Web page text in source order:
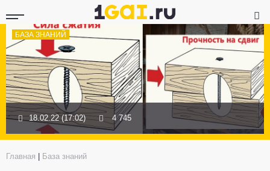
БАЗА ЗНАНИЙ
18.02.22 (17:02) 4 745
Главная База знаний